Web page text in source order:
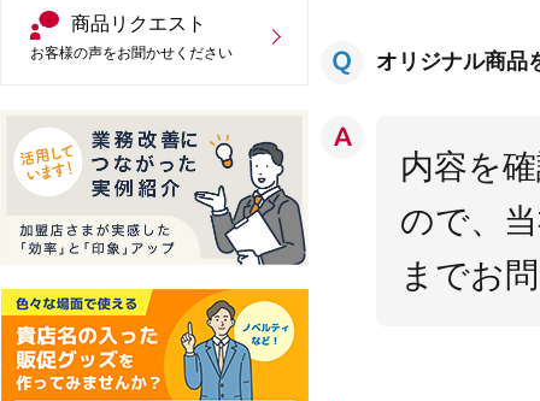
商品リクエスト
お客様の声をお聞かせください オリジナル商品
内容を
ので、
までお